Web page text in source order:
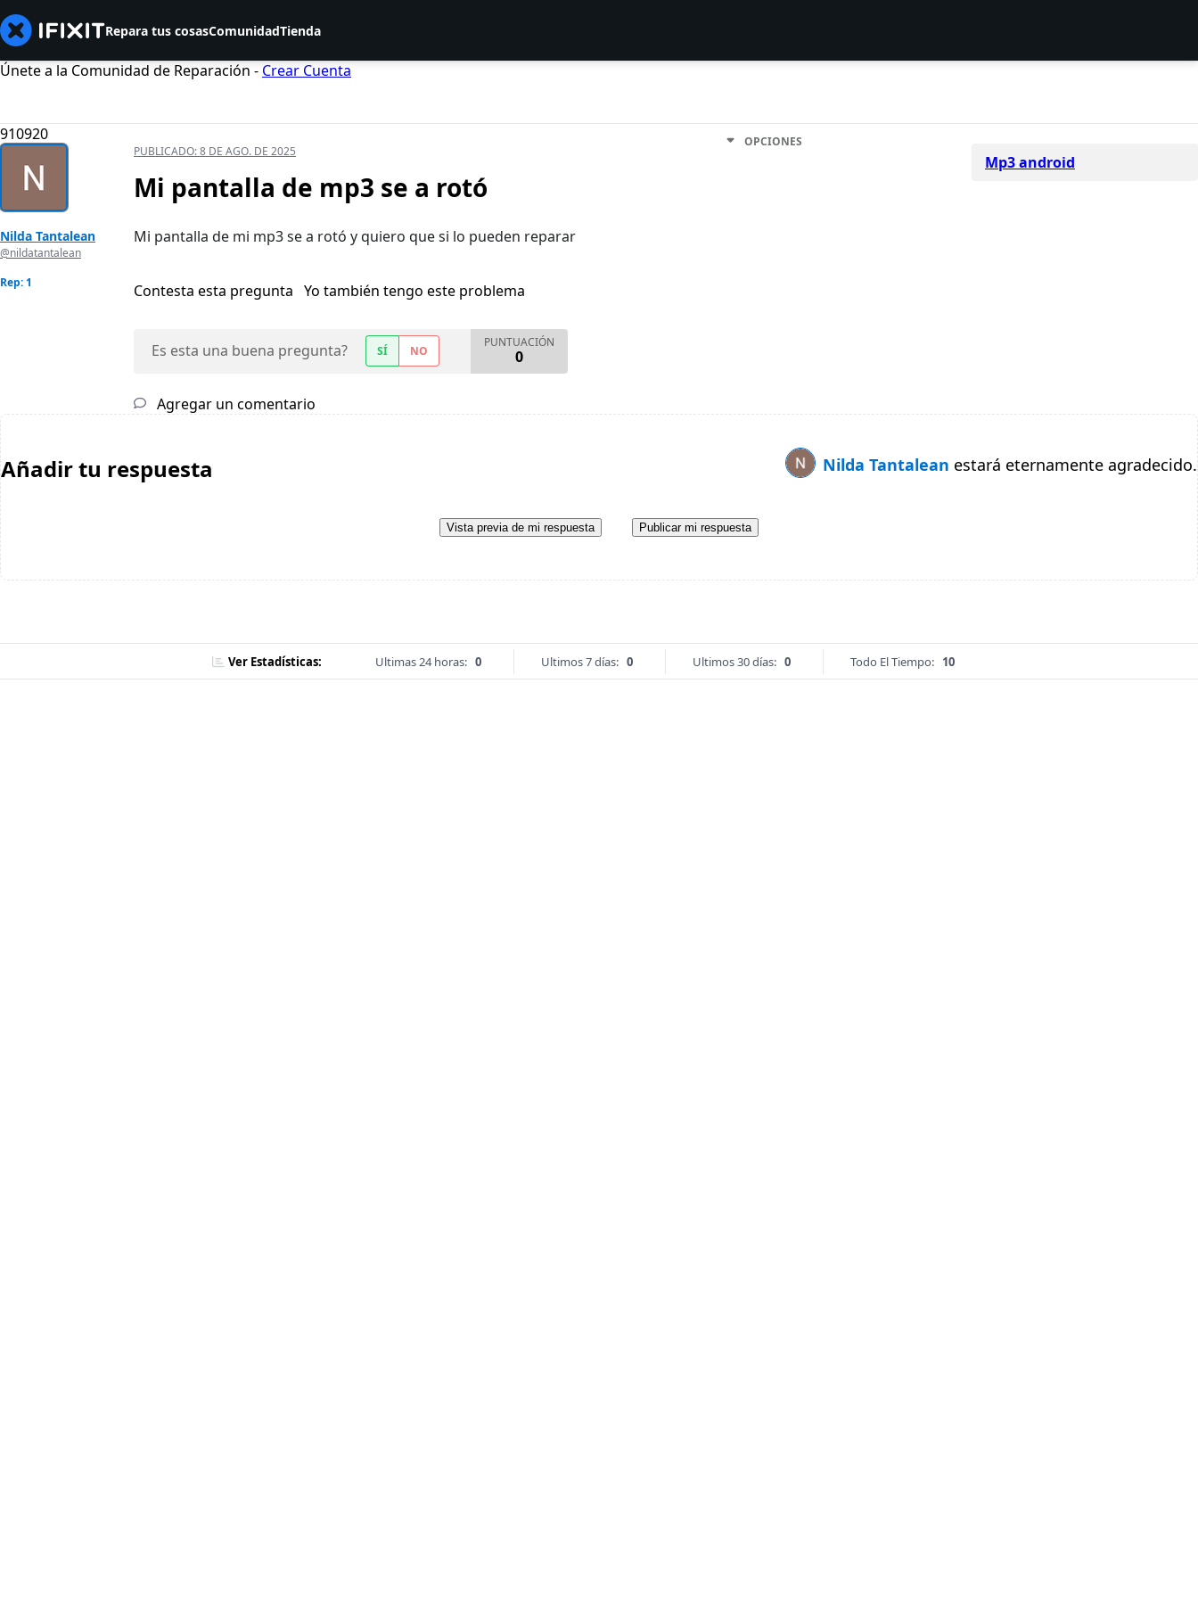
Repara tus cosasComunidadTienda
Únete a la Comunidad de Reparación - Crear Cuenta
910920
Mp3 android
Nilda Tantalean
@nildatantalean
Rep: 1
PUBLICADO:8 DE AGO. DE 2025
OPCIONES
Mi pantalla de mp3 se a rotó
Mi pantalla de mi mp3 se a rotó y quiero que si lo pueden reparar
Contesta esta pregunta Yo también tengo este problema
Es esta una buena pregunta? SÍ NO
PUNTUACIÓN
0
Agregar un comentario
Añadir tu respuesta Nilda Tantalean estará eternamente agradecido.
Vista previa de mi respuesta Publicar mi respuesta
Ver Estadísticas: Ultimas 24 horas: 0 Ultimos 7 días: 0 Ultimos 30 días: 0 Todo El Tiempo: 10